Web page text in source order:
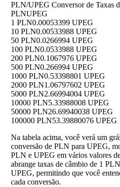
PLN/UPEG Conversor de Taxas
PLNUPEG
1 PLN0.00053399 UPEG
10 PLN0.00533988 UPEG
50 PLN0.0266994 UPEG
100 PLN0.0533988 UPEG
200 PLN0.1067976 UPEG
500 PLN0.266994 UPEG
1000 PLN0.53398801 UPEG
2000 PLN1.06797602 UPEG
5000 PLN2.66994004 UPEG
10000 PLN5.33988008 UPEG
50000 PLN26.69940038 UPEG
100000 PLN53.39880076 UPEG
Na tabela acima, você verá um
conversão de PLN para UPEG,
PLN e UPEG em vários valores
abrange taxas de câmbio de 1
UPEG, permitindo que você
cada conversão.